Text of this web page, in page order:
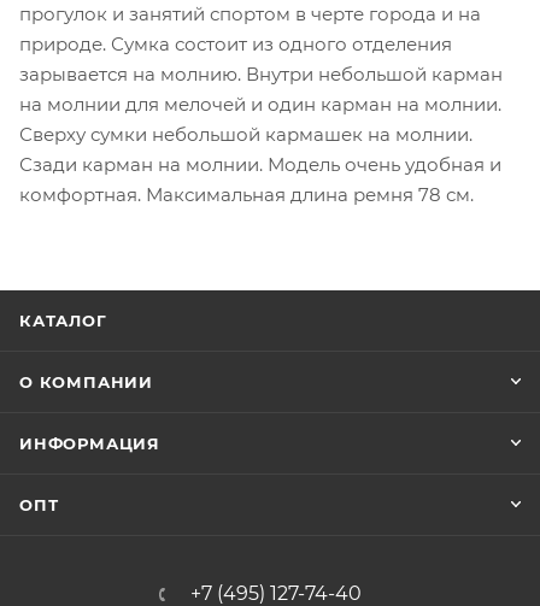
прогулок и занятий спортом в черте города и на
природе. Сумка состоит из одного отделения
зарывается на молнию. Внутри небольшой карман
на молнии для мелочей и один карман на молнии.
Сверху сумки небольшой кармашек на молнии.
Сзади карман на молнии. Модель очень удобная и
комфортная. Максимальная длина ремня 78 см.
КАТАЛОГ
О КОМПАНИИ
ИНФОРМАЦИЯ
ОПТ
+7 (495) 127-74-40